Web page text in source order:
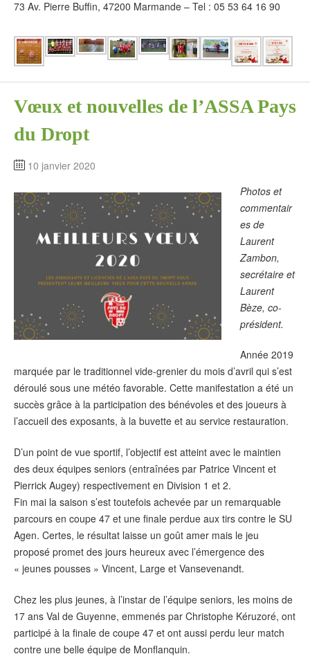
73 Av. Pierre Buffin, 47200 Marmande – Tel : 05 53 64 16 90
Vœux et nouvelles de l’ASSA Pays
du Dropt
10 janvier 2020
Photos et
commentair
es de
Laurent
Zambon,
secrétaire et
Laurent
Bèze, co-
président.
Année 2019
marquée par le traditionnel vide-grenier du mois d’avril qui s’est
déroulé sous une météo favorable. Cette manifestation a été un
succès grâce à la participation des bénévoles et des joueurs à
l’accueil des exposants, à la buvette et au service restauration.
D’un point de vue sportif, l’objectif est atteint avec le maintien
des deux équipes seniors (entraînées par Patrice Vincent et
Pierrick Augey) respectivement en Division 1 et 2.
Fin mai la saison s’est toutefois achevée par un remarquable
parcours en coupe 47 et une finale perdue aux tirs contre le SU
Agen. Certes, le résultat laisse un goût amer mais le jeu
proposé promet des jours heureux avec l’émergence des
« jeunes pousses » Vincent, Large et Vansevenandt.
Chez les plus jeunes, à l’instar de l’équipe seniors, les moins de
17 ans Val de Guyenne, emmenés par Christophe Kéruzoré, ont
participé à la finale de coupe 47 et ont aussi perdu leur match
contre une belle équipe de Monflanquin.